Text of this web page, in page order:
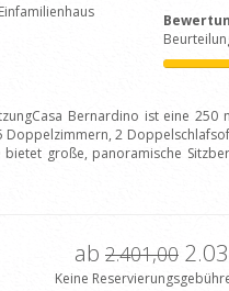
Bernardino ist eine 250
Doppelzimmern, 2
bietet große, panoramische
ab 2.401,00
Keine